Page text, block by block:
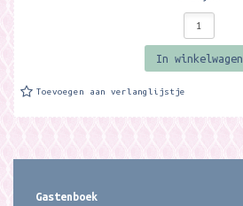
In winkelwagen
Toevoegen aan verlanglijstje
Gastenboek